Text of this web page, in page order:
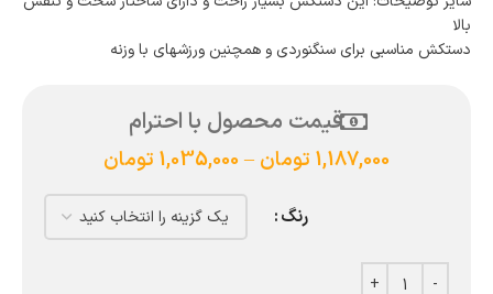
بالا
دستکش مناسبی برای سنگنوردی و همچنین ورزشهای با وزنه
قیمت محصول با احترام
1,187,000 تومان –
1,035,000 تومان
رنگ